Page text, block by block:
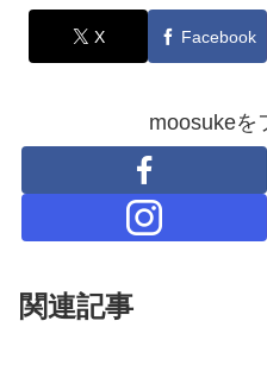
X Facebook
moosukeを
関連記事